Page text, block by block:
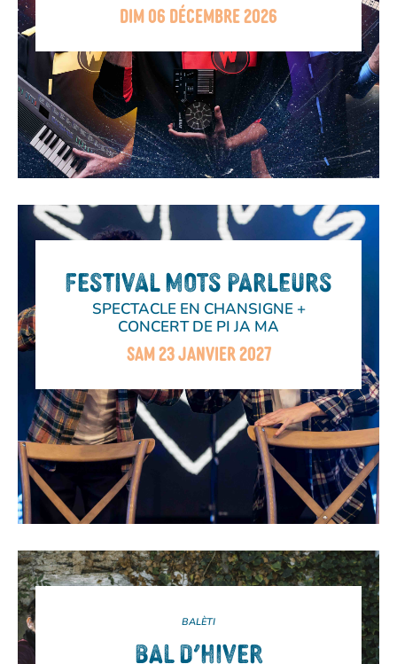
DIM 06 DÉCEMBRE 2026
FESTIVAL MOTS PARLEURS
SPECTACLE EN CHANSIGNE +
CONCERT DE PI JA MA
SAM 23 JANVIER 2027
BALÈTI
BAL D’HIVER